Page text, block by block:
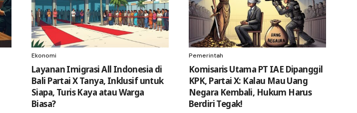
Ekonomi
Layanan Imigrasi All Indonesia di
Bali Partai X Tanya, Inklusif untuk
Siapa, Turis Kaya atau Warga
Biasa?
Pemerintah
Komisaris Utama PT IAE Dipanggil
KPK, Partai X: Kalau Mau Uang
Negara Kembali, Hukum Harus
Berdiri Tegak!